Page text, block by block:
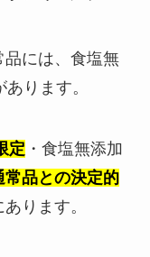
品には、食塩無
ります。
定 ・食塩無添加
常品との決定的
ります。